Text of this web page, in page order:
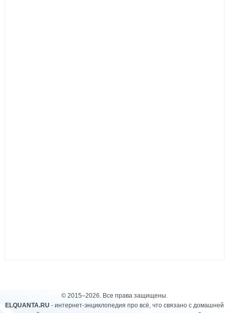
© 2015–2026. Все права защищены.
ELQUANTA.RU - интернет-энциклопедия про всё, что связано с домашней